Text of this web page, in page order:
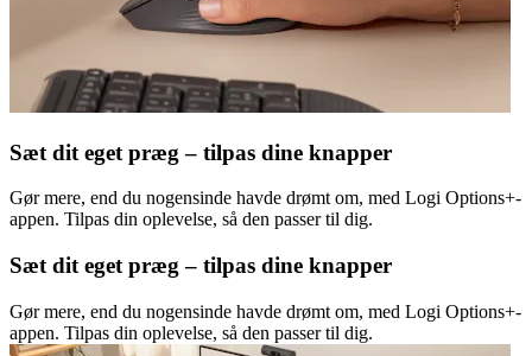
Sæt dit eget præg – tilpas dine knapper
Gør mere, end du nogensinde havde drømt om, med Logi Options+-
appen. Tilpas din oplevelse, så den passer til dig.
Sæt dit eget præg – tilpas dine knapper
Gør mere, end du nogensinde havde drømt om, med Logi Options+-
appen. Tilpas din oplevelse, så den passer til dig.